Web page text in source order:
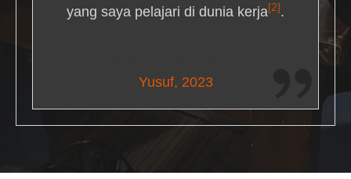
yang saya pelajari di dunia kerja[2] .
Yusuf, 2023